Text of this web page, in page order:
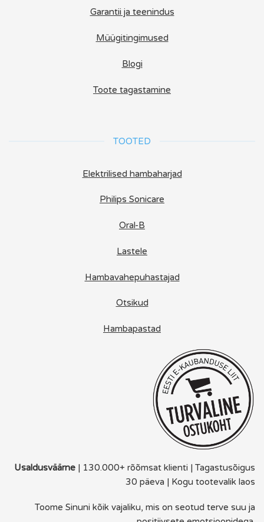
Garantii ja teenindus
Müügitingimused
Blogi
Toote tagastamine
TOOTED
Elektrilised hambaharjad
Philips Sonicare
Oral-B
Lastele
Hambavahepuhastajad
Otsikud
Hambapastad
Usaldusväärne | 130.000+ rõõmsat klienti | Tagastusõigus
30 päeva | Kogu tootevalik laos
Toome Sinuni kõik vajaliku, mis on seotud terve suu ja